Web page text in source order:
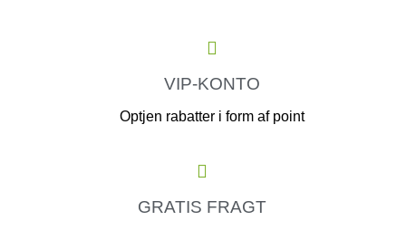
VIP-KONTO
Optjen rabatter i form af point
GRATIS FRAGT